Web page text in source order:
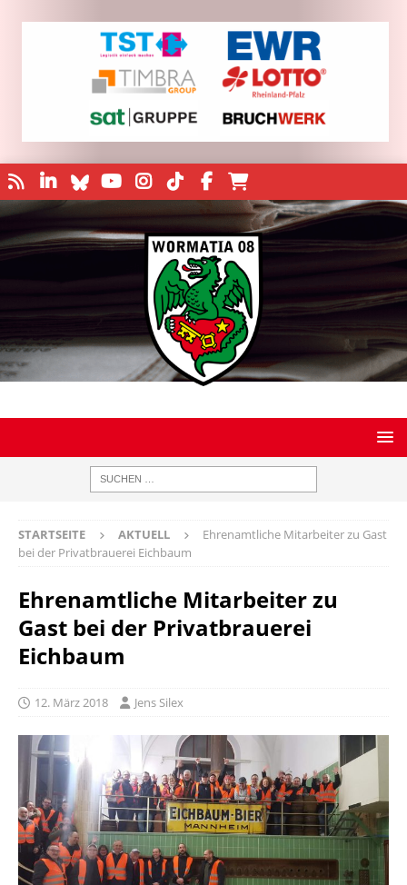
STARTSEITE AKTUELL
Ehrenamtliche Mitarbeiter zu Gast
bei der Privatbrauerei Eichbaum
Ehrenamtliche Mitarbeiter zu
Gast bei der Privatbrauerei
Eichbaum
12. März 2018 Jens Silex